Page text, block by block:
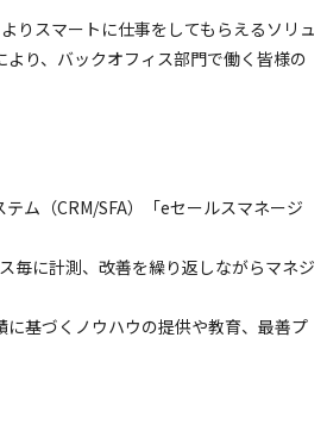
りスマートに仕事をしてもらえるソリュ
り、バックオフィス部門で働く皆様の
ム（CRM/SFA）「eセールスマネージ
毎に計測、改善を繰り返しながらマネジ
基づくノウハウの提供や教育、最善プ